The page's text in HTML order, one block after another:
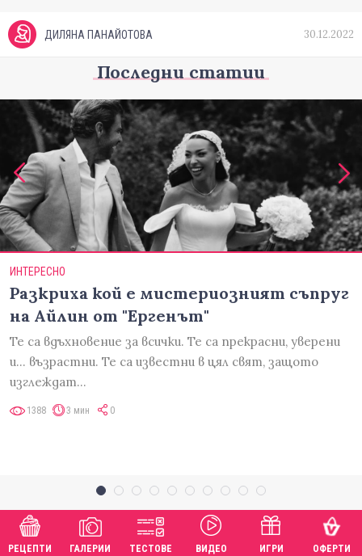
ДИЛЯНА ПАНАЙОТОВА 30.12.2022
Последни статии
ИНТЕРЕСНО
Разкриха кой е мистериозният съпруг
на Айлин от "Ергенът"
Те са вдъхновение за всички. Те са прекрасни, уверени
и... възрастни. Те са известни в цял свят, защото
изглеждат…
1388 3 мин 0
РЕЦЕПТИ ГАЛЕРИИ ТЕСТОВЕ ВИДЕО ИГРИ ОФЕРТИ